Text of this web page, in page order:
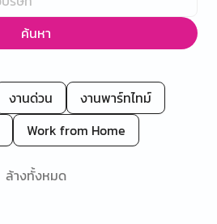
ค้นหา
งานด่วน
งานพาร์ทไทม์
Work from Home
ล้างทั้งหมด